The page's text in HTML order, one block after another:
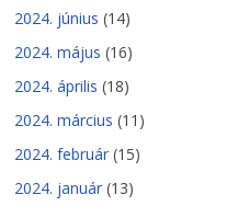
2024. június (14)
2024. május (16)
2024. április (18)
2024. március (11)
2024. február (15)
2024. január (13)